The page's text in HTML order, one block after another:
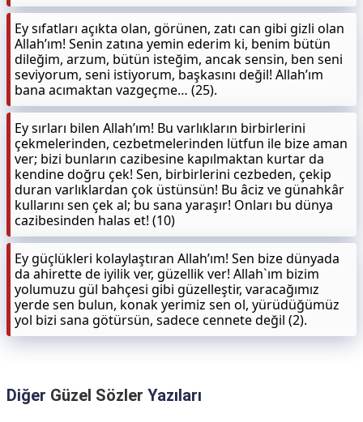
Ey sıfatları açıkta olan, görünen, zatı can gibi gizli olan
Allah’ım! Senin zatına yemin ederim ki, benim bütün
dileğim, arzum, bütün isteğim, ancak sensin, ben seni
seviyorum, seni istiyorum, başkasını değil! Allah’ım
bana acımaktan vazgeçme… (25).
Ey sırları bilen Allah’ım! Bu varlıkların birbirlerini
çekmelerinden, cezbetmelerinden lütfun ile bize aman
ver; bizi bunların cazibesine kapılmaktan kurtar da
kendine doğru çek! Sen, birbirlerini cezbeden, çekip
duran varlıklardan çok üstünsün! Bu âciz ve günahkâr
kullarını sen çek al; bu sana yaraşır! Onları bu dünya
cazibesinden halas et! (10)
Ey güçlükleri kolaylaştıran Allah’ım! Sen bize dünyada
da ahirette de iyilik ver, güzellik ver! Allah`ım bizim
yolumuzu gül bahçesi gibi güzelleştir, varacağımız
yerde sen bulun, konak yerimiz sen ol, yürüdüğümüz
yol bizi sana götürsün, sadece cennete değil (2).
Diğer Güzel Sözler Yazıları